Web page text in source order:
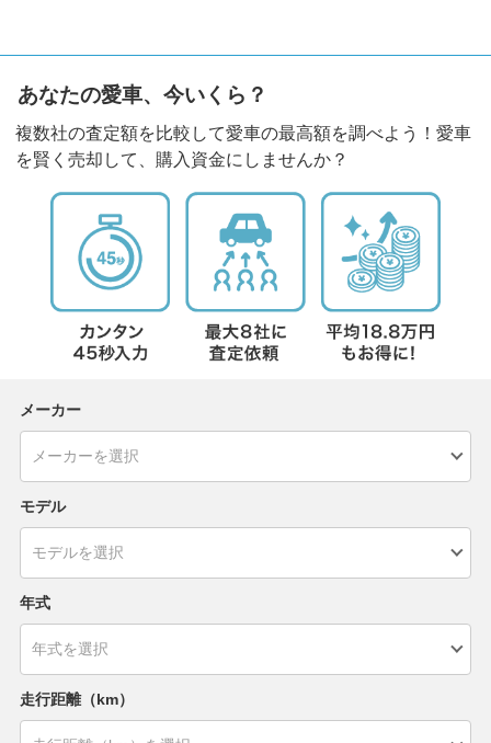
あなたの愛車、今いくら？
複数社の査定額を比較して愛車の最高額を調べよう！愛車
を賢く売却して、購入資金にしませんか？
メーカー
モデル
年式
走行距離（km）